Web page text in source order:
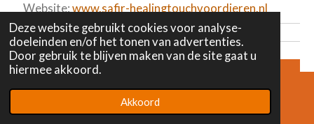
Deze website gebruikt cookies voor analyse-
doeleinden en/of het tonen van advertenties.
Door gebruik te blijven maken van de site gaat u
hiermee akkoord.
Akkoord
Website: www.safir-healingtouchvoordieren.nl
EquiNardo
Contactpersoon: Daisy van Velzen